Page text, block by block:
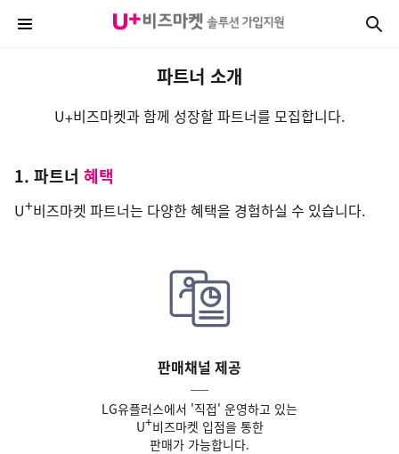
파트너 소개
U+비즈마켓과 함께 성장할 파트너를 모집합니다.
1. 파트너 혜택
U+비즈마켓 파트너는 다양한 혜택을 경험하실 수 있습니다.
판매채널 제공
LG유플러스에서 '직접' 운영하고 있는
U+비즈마켓 입점을 통한
판매가 가능합니다.